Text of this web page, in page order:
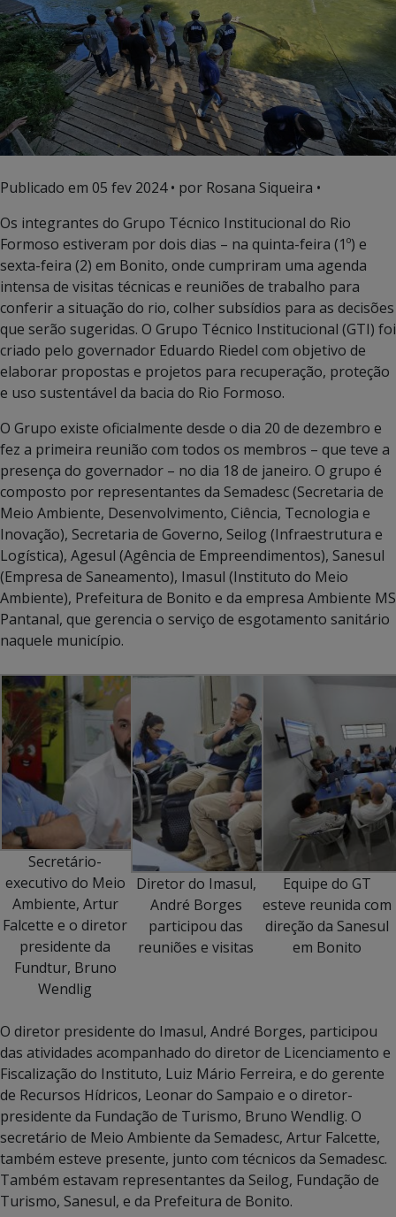
Publicado em 05 fev 2024• por Rosana Siqueira •
Os integrantes do Grupo Técnico Institucional do Rio
Formoso estiveram por dois dias – na quinta-feira (1º) e
sexta-feira (2) em Bonito, onde cumpriram uma agenda
intensa de visitas técnicas e reuniões de trabalho para
conferir a situação do rio, colher subsídios para as decisões
que serão sugeridas. O Grupo Técnico Institucional (GTI) foi
criado pelo governador Eduardo Riedel com objetivo de
elaborar propostas e projetos para recuperação, proteção
e uso sustentável da bacia do Rio Formoso.
O Grupo existe oficialmente desde o dia 20 de dezembro e
fez a primeira reunião com todos os membros – que teve a
presença do governador – no dia 18 de janeiro. O grupo é
composto por representantes da Semadesc (Secretaria de
Meio Ambiente, Desenvolvimento, Ciência, Tecnologia e
Inovação), Secretaria de Governo, Seilog (Infraestrutura e
Logística), Agesul (Agência de Empreendimentos), Sanesul
(Empresa de Saneamento), Imasul (Instituto do Meio
Ambiente), Prefeitura de Bonito e da empresa Ambiente MS
Pantanal, que gerencia o serviço de esgotamento sanitário
naquele município.
Secretário-
executivo do Meio
Ambiente, Artur
Falcette e o diretor
presidente da
Fundtur, Bruno
Wendlig
Diretor do Imasul,
André Borges
participou das
reuniões e visitas
Equipe do GT
esteve reunida com
direção da Sanesul
em Bonito
O diretor presidente do Imasul, André Borges, participou
das atividades acompanhado do diretor de Licenciamento e
Fiscalização do Instituto, Luiz Mário Ferreira, e do gerente
de Recursos Hídricos, Leonar do Sampaio e o diretor-
presidente da Fundação de Turismo, Bruno Wendlig. O
secretário de Meio Ambiente da Semadesc, Artur Falcette,
também esteve presente, junto com técnicos da Semadesc.
Também estavam representantes da Seilog, Fundação de
Turismo, Sanesul, e da Prefeitura de Bonito.